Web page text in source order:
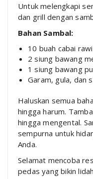
Untuk melengkapi
dan grill dengan
Bahan Sambal:
10 buah cabai
2 siung bawang
1 siung bawang
Garam, gula, dan
Haluskan semua
hingga harum.
hingga mengental.
sempurna untuk
Anda.
Selamat mencoba
pedas yang bikin